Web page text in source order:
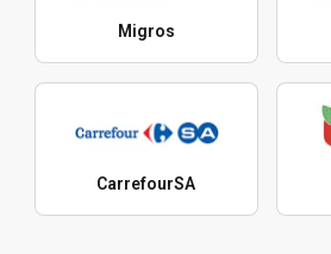
Migros
CarrefourSA